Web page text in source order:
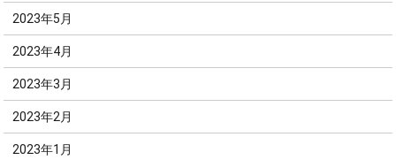
2023年5月
2023年4月
2023年3月
2023年2月
2023年1月